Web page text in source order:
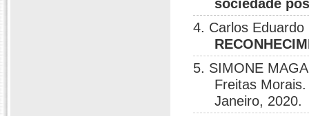
sociedade
4. Carlos
5. SIMONE
Freitas
Janeiro, 2020.